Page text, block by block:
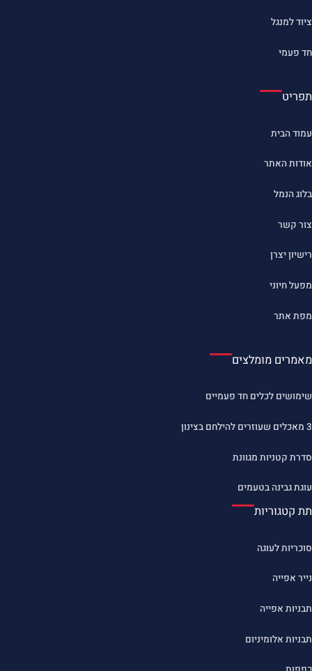
ציוד למנגל
חד פעמי
תפריט
עמוד הבית
אודות האתר
בלוג הנמל
צור קשר
רישיון יצרן
מפעל חיוני
מפת אתר
מאמרים מומלצים
שימושים לכלים חד פעמיים
3 מאכלים שעוזרים להילחם בצינון
סדרת קטניות מגוונת
עוגת גבינה בטעמים
תת קטגוריות
סוכריות לעוגה
נייר אפייה
תבניות אפייה
תבניות אלומיניום